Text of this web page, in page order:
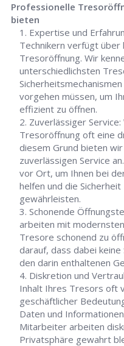
Professionelle
bieten
Expertise und
Technikern verfügt über
Tresoröffnung. Wir
unterschiedlichsten
vorgehen müssen, um
effizient zu öffnen.
Zuverlässiger
Tresoröffnung oft eine
diesem Grund bieten
zuverlässigen Service
vor Ort, um Ihnen bei
helfen und die
gewährleisten.
Schonende
arbeiten mit
Tresore schonend zu
darauf, dass dabei
den darin enthaltenen
Diskretion und
Inhalt Ihres Tresors oft
geschäftlicher
Daten und
Mitarbeiter arbeiten
Privatsphäre gewahrt